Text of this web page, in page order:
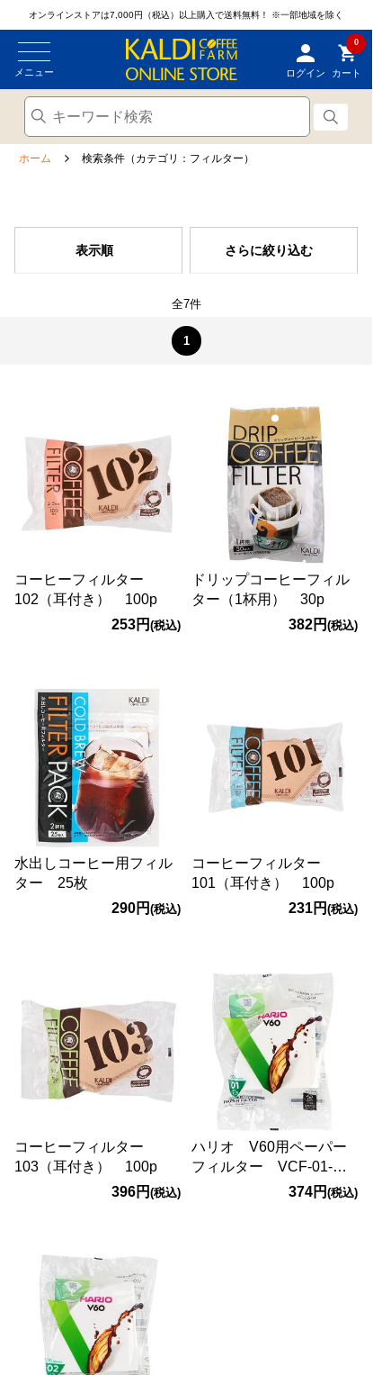
オンラインストアは7,000円（税込）以上購入で送料無料！ ※一部地域を除く
メニュー ログイン
0
カート
ホーム 検索条件（カテゴリ：フィルター）
表示順 さらに絞り込む
全7件
1
コーヒーフィルター
102（耳付き） 100p
253円(税込)
ドリップコーヒーフィル
ター（1杯用） 30p
382円 (税込)
水出しコーヒー用フィル
ター 25枚
290円(税込)
コーヒーフィルター
101（耳付き） 100p
231円 (税込)
コーヒーフィルター
103（耳付き） 100p
396円(税込)
ハリオ V60用ペーパー
フィルター VCF-01-
374円 (税込)